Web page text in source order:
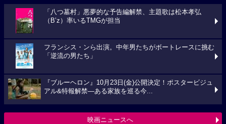
「八つ墓村」悪夢的な予告編解禁、主題歌は松本孝弘
（B’z）率いるTMGが担当
フランシス・ンら出演。中年男たちがボートレースに挑む
「逆流の男たち」
『ブルーヘロン』10月23日(金)公開決定！ポスタービジュ
アル&特報解禁―ある家族を巡る今...
映画ニュースへ